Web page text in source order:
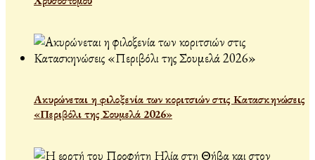
Ακυρώνεται η φιλοξενία των κοριτσιών στις Κατασκηνώσεις
«Περιβόλι της Σουμελά 2026»